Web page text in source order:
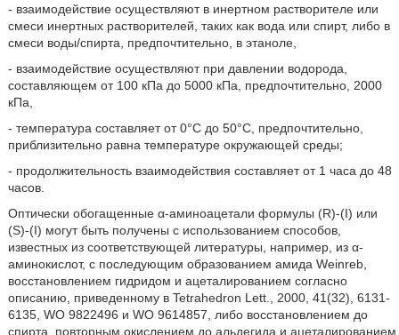
- взаимодействие осуществляют в инертном растворителе или
смеси инертных растворителей, таких как вода или спирт, либо в
смеси воды/спирта, предпочтительно, в этаноле,
- взаимодействие осуществляют при давлении водорода,
составляющем от 100 кПа до 5000 кПа, предпочтительно, 2000
кПа,
- температура составляет от 0°С до 50°С, предпочтительно,
приблизительно равна температуре окружающей среды;
- продолжительность взаимодействия составляет от 1 часа до 48
часов.
Оптически обогащенные α-аминоацетали формулы (R)-(I) или
(S)-(I) могут быть получены с использованием способов,
известных из соответствующей литературы, например, из α-
аминокислот, с последующим образованием амида Weinreb,
восстановлением гидридом и ацеталированием согласно
описанию, приведенному в Tetrahedron Lett., 2000, 41(32), 6131-
6135, WO 9822496 и WO 9614857, либо восстановлением до
спирта, повторным окислением до альдегида и ацеталированием